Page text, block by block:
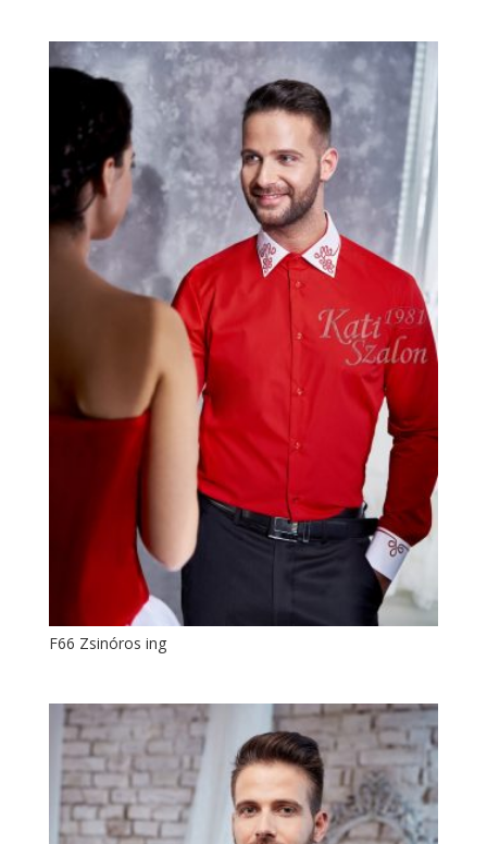
F66 Zsinóros ing